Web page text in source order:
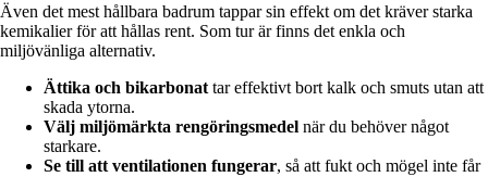
Även det mest hållbara badrum tappar sin effekt om det kräver starka
kemikalier för att hållas rent. Som tur är finns det enkla och
miljövänliga alternativ.
Ättika och bikarbonat tar effektivt bort kalk och smuts utan att
skada ytorna.
Välj miljömärkta rengöringsmedel när du behöver något
starkare.
Se till att ventilationen fungerar, så att fukt och mögel inte får